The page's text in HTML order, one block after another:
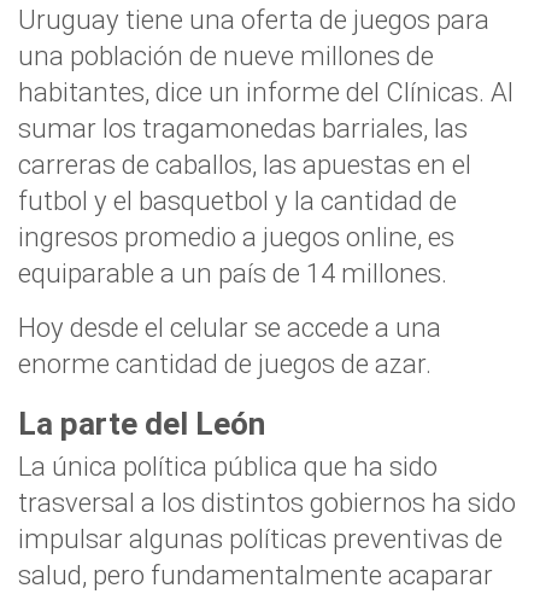
Uruguay tiene una oferta de juegos para
una población de nueve millones de
habitantes, dice un informe del Clínicas. Al
sumar los tragamonedas barriales, las
carreras de caballos, las apuestas en el
futbol y el basquetbol y la cantidad de
ingresos promedio a juegos online, es
equiparable a un país de 14 millones.
Hoy desde el celular se accede a una
enorme cantidad de juegos de azar.
La parte del León
La única política pública que ha sido
trasversal a los distintos gobiernos ha sido
impulsar algunas políticas preventivas de
salud, pero fundamentalmente acaparar